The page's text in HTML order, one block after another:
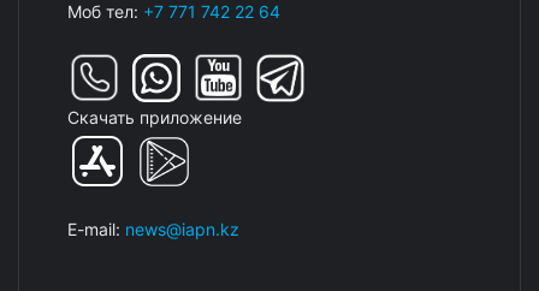
Моб тел: +7 771 742 22 64
Скачать приложение
E-mail: news@iapn.kz